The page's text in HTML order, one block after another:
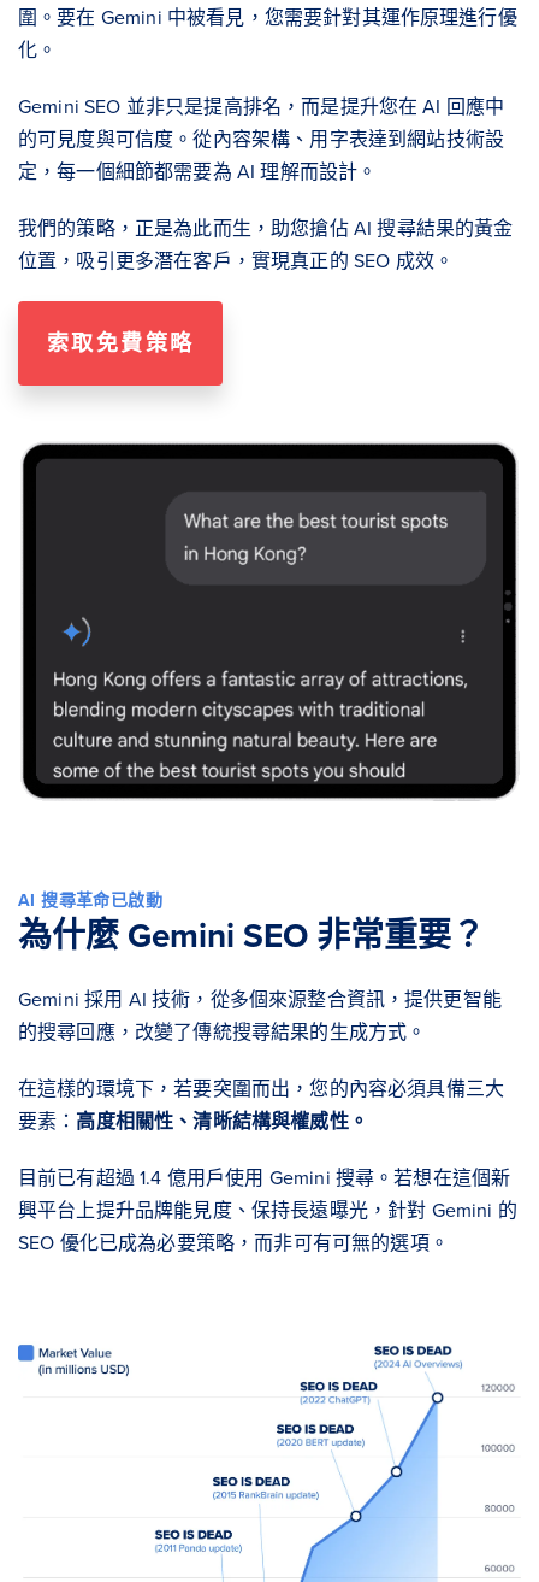
圍。要在 Gemini 中被看見，您需要針對其運作原理進行優
化。
Gemini SEO 並非只是提高排名，而是提升您在 AI 回應中
的可見度與可信度。從內容架構、用字表達到網站技術設
定，每一個細節都需要為 AI 理解而設計。
我們的策略，正是為此而生，助您搶佔 AI 搜尋結果的黃金
位置，吸引更多潛在客戶，實現真正的 SEO 成效。
索取免費策略
AI 搜尋革命已啟動
為什麼 Gemini SEO 非常重要？
Gemini 採用 AI 技術，從多個來源整合資訊，提供更智能
的搜尋回應，改變了傳統搜尋結果的生成方式。
在這樣的環境下，若要突圍而出，您的內容必須具備三大
要素： 高度相關性、清晰結構與權威性。
目前已有超過 1.4 億用戶使用 Gemini 搜尋。若想在這個新
興平台上提升品牌能見度、保持長遠曝光，針對 Gemini 的
SEO 優化已成為必要策略，而非可有可無的選項。